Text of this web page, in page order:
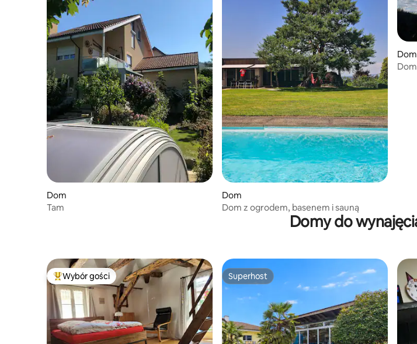
Dom
Tam
Dom
Dom z ogrodem, basenem i sauną
Dom
Domy do
Najpopularniejsze z kategorii Wybór gości
Wybór gości Superhost
Superhost